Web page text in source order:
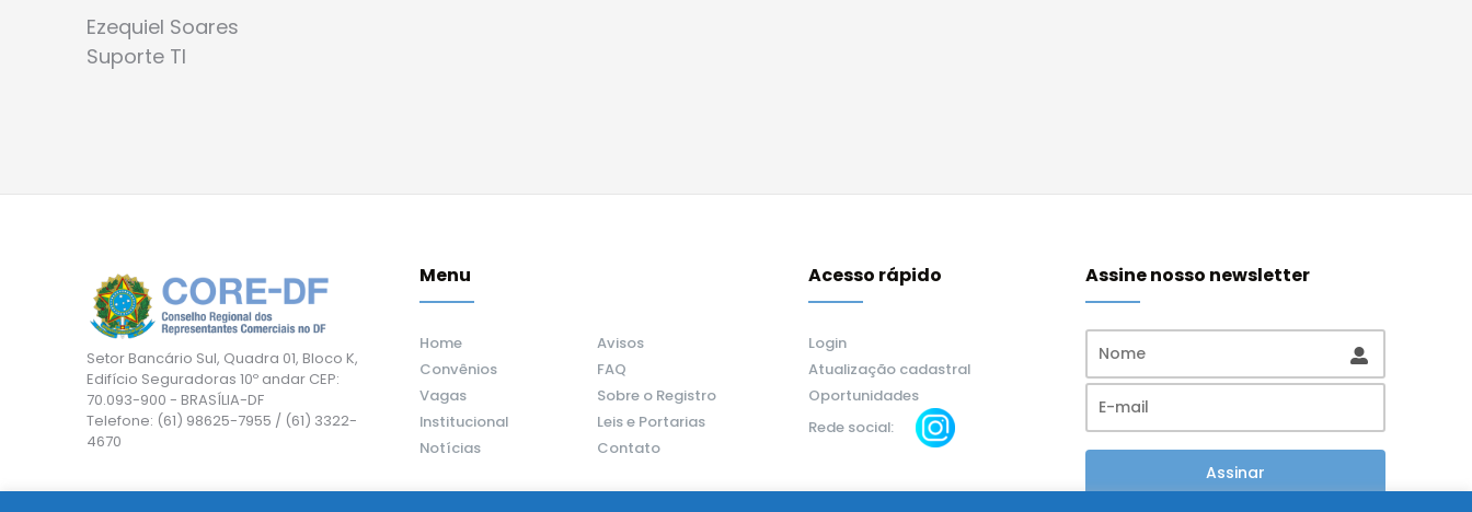
Ezequiel Soares
Suporte TI
Setor Bancário Sul, Quadra 01, Bloco K,
Edifício Seguradoras 10º andar CEP:
70.093-900 - BRASÍLIA-DF
Telefone: (61) 98625-7955 / (61) 3322-
4670
Menu
Home
Avisos
Convênios
FAQ
Vagas
Sobre o Registro
Institucional
Leis e Portarias
Notícias
Contato
Acesso rápido
Login
Atualização cadastral
Oportunidades
Rede social:
Assine nosso newsletter
Assinar